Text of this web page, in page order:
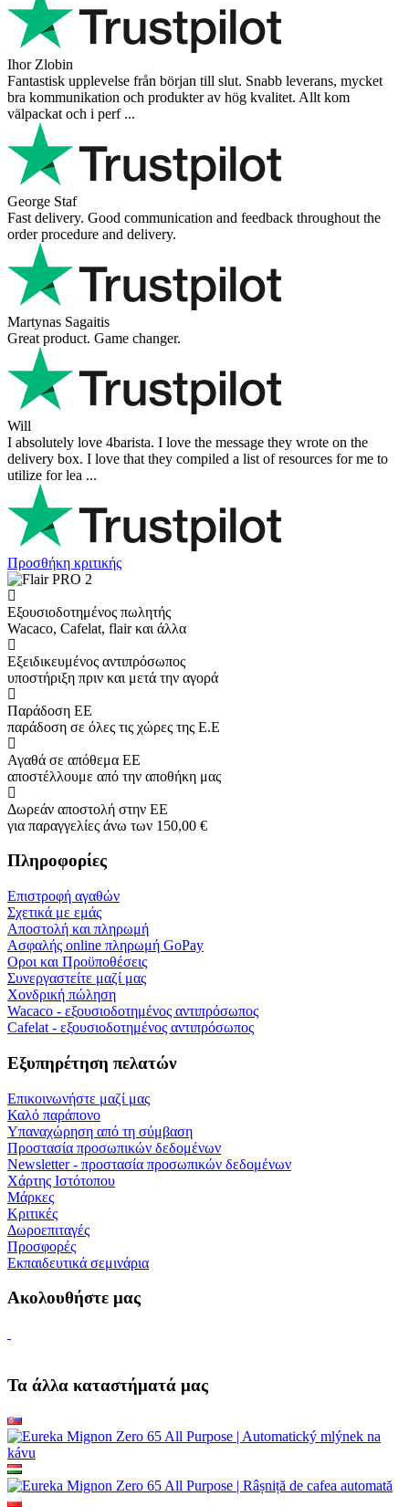
Ihor Zlobin
Fantastisk upplevelse från början till slut. Snabb leverans, mycket
bra kommunikation och produkter av hög kvalitet. Allt kom
välpackat och i perf ...
George Staf
Fast delivery. Good communication and feedback throughout the
order procedure and delivery.
Martynas Sagaitis
Great product. Game changer.
Will
I absolutely love 4barista. I love the message they wrote on the
delivery box. I love that they compiled a list of resources for me to
utilize for lea ...
Προσθήκη κριτικής
Εξουσιοδοτημένος πωλητής
Wacaco, Cafelat, flair και άλλα
Εξειδικευμένος αντιπρόσωπος
υποστήριξη πριν και μετά την αγορά
Παράδοση ΕΕ
παράδοση σε όλες τις χώρες της Ε.Ε
Αγαθά σε απόθεμα ΕΕ
αποστέλλουμε από την αποθήκη μας
Δωρεάν αποστολή στην ΕΕ
για παραγγελίες άνω των 150,00 €
Πληροφορίες
Επιστροφή αγαθών
Σχετικά με εμάς
Αποστολή και πληρωμή
Ασφαλής online πληρωμή GoPay
Οροι και Προϋποθέσεις
Συνεργαστείτε μαζί μας
Χονδρική πώληση
Wacaco - εξουσιοδοτημένος αντιπρόσωπος
Cafelat - εξουσιοδοτημένος αντιπρόσωπος
Εξυπηρέτηση πελατών
Επικοινωνήστε μαζί μας
Καλό παράπονο
Υπαναχώρηση από τη σύμβαση
Προστασία προσωπικών δεδομένων
Newsletter - προστασία προσωπικών δεδομένων
Χάρτης Ιστότοπου
Μάρκες
Κριτικές
Δωροεπιταγές
Προσφορές
Εκπαιδευτικά σεμινάρια
Ακολουθήστε μας
Τα άλλα καταστήματά μας